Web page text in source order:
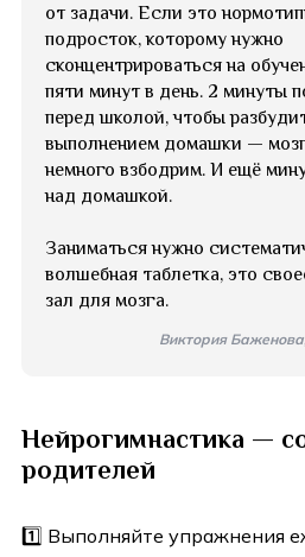
от задачи. Если это
подросток, которому нужно
сконцентрироваться на
пяти минут в день. 2 минуты
перед школой, чтобы
выполнением домашки —
немного взбодрим. И ещё
над домашкой.
Заниматься нужно
волшебная таблетка, это
зал для мозга.
Виктория
Нейрогимнастика —
родителей
1️⃣ Выполняйте упражнения